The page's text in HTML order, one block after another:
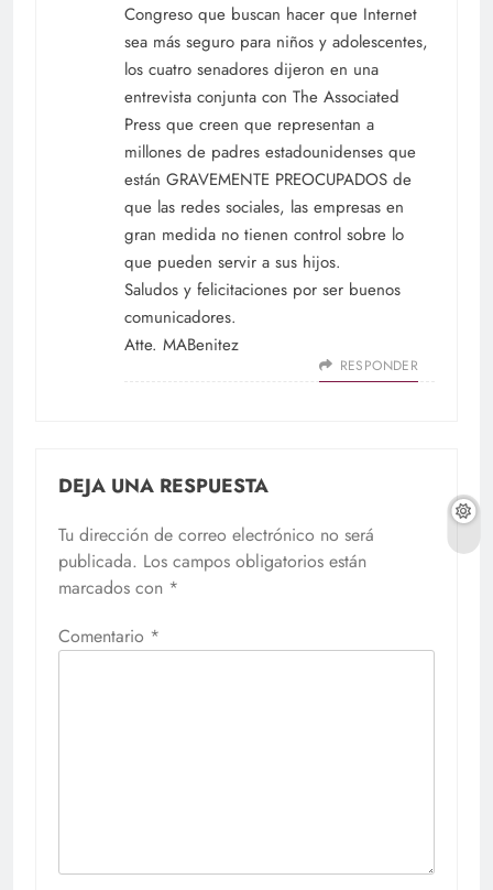
Congreso que buscan hacer que Internet
sea más seguro para niños y adolescentes,
los cuatro senadores dijeron en una
entrevista conjunta con The Associated
Press que creen que representan a
millones de padres estadounidenses que
están GRAVEMENTE PREOCUPADOS de
que las redes sociales, las empresas en
gran medida no tienen control sobre lo
que pueden servir a sus hijos.
Saludos y felicitaciones por ser buenos
comunicadores.
Atte. MABenitez
RESPONDER
DEJA UNA RESPUESTA
Tu dirección de correo electrónico no será
publicada. Los campos obligatorios están
marcados con *
Comentario *